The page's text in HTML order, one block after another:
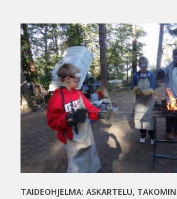
TAIDEOHJELMA: ASKARTELU,